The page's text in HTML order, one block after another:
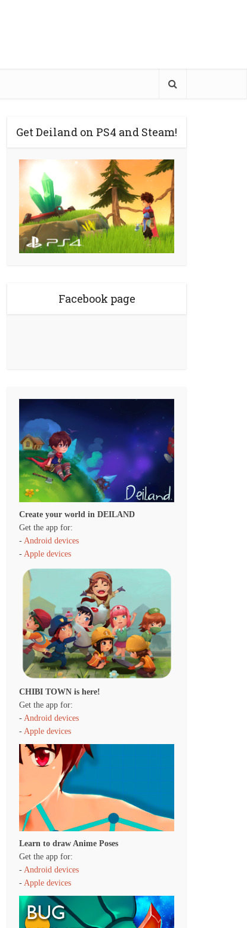
Get Deiland on PS4 and Steam!
Facebook page
Create your world in DEILAND
Get the app for:
- Android devices
- Apple devices
CHIBI TOWN is here!
Get the app for:
- Android devices
- Apple devices
Learn to draw Anime Poses
Get the app for:
- Android devices
- Apple devices